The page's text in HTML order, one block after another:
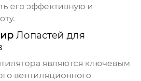
его эффективную и
Лопастей для
являются ключевым
вентиляционного